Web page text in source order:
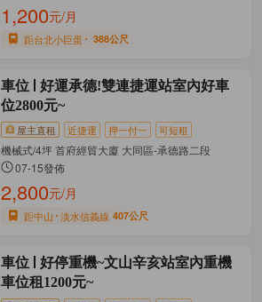
1,200元/月
距台北小巨蛋 388公尺
車位
好運承德!雙連捷運站室內好車
位2800元~
屋主直租 近捷運 押一付一 可短租
機械式/4坪 首府經貿大廈 大同區-承德路二段
07-15發佈
2,800元/月
距中山 淡水信義線 407公尺
車位
好停重機~文山辛亥站室內重機
車位租1200元~